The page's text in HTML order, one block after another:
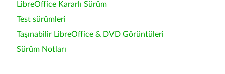
LibreOffice Kararlı Sürüm
Test sürümleri
Taşınabilir LibreOffice & DVD Görüntüleri
Sürüm Notları